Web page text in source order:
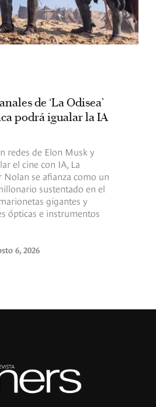
de ‘La Odisea’
podrá igualar la IA
redes de Elon Musk y
el cine con IA, La
Nolan se afianza como un
sustentado en el
gigantes y
ópticas e instrumentos
6, 2026